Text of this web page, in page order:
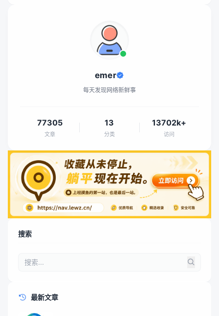
emer
每天发现网络新鲜事
77305
文章
13
分类
13702k+
访问
搜索
最新文章